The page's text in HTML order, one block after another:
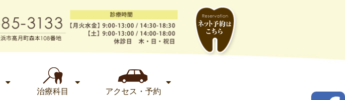
治療科目 アクセス・予約